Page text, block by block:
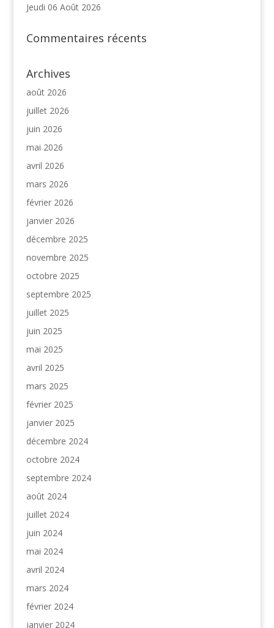
Jeudi 06 Août 2026
Commentaires récents
Archives
août 2026
juillet 2026
juin 2026
mai 2026
avril 2026
mars 2026
février 2026
janvier 2026
décembre 2025
novembre 2025
octobre 2025
septembre 2025
juillet 2025
juin 2025
mai 2025
avril 2025
mars 2025
février 2025
janvier 2025
décembre 2024
octobre 2024
septembre 2024
août 2024
juillet 2024
juin 2024
mai 2024
avril 2024
mars 2024
février 2024
janvier 2024